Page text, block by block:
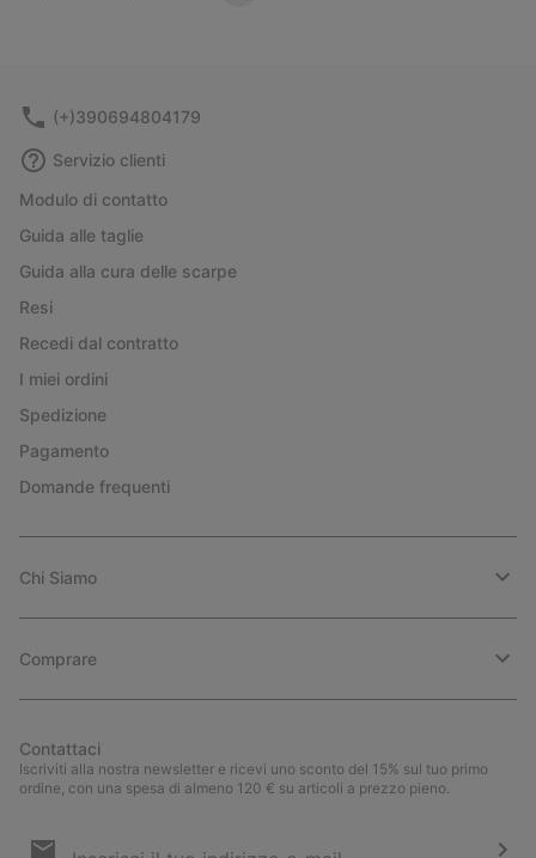
(+)390694804179
Servizio clienti
Modulo di contatto
Guida alle taglie
Guida alla cura delle scarpe
Resi
Recedi dal contratto
I miei ordini
Spedizione
Pagamento
Domande frequenti
Chi Siamo
Comprare
Contattaci
Iscriviti alla nostra newsletter e ricevi uno sconto del 15% sul tuo primo
ordine, con una spesa di almeno 120 € su articoli a prezzo pieno.
e-